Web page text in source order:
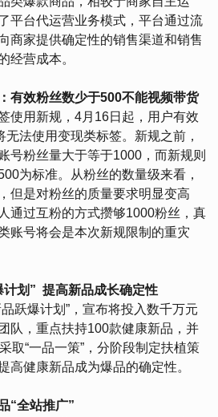
平台代运营业务模式，平台通过流
商家提供确定性的销售渠道和销售
经营成本。
有效粉丝数少于500不能视频带货
使用新规，4月16日起，用户有效
法使用变现类标签。新规之前，
号粉丝量大于等于1000，而新规则
为标准。从粉丝的数量级来看，
但是对粉丝的质量要求明显变高
通过互粉的方式攒够1000粉丝，真
账号将会是本次新规限制的重灾
计划” 提高新品成长确定性
跃爆计划”，宣布将投入数千万元
队，重点扶持100款健康新品，并
取“一品一策”，分阶段制定扶植策
高健康新品成为爆品的确定性。
“全站推广”